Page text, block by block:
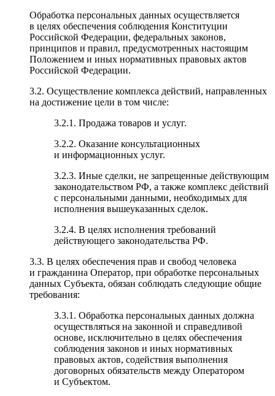
Обработка персональных данных осуществляется
в целях обеспечения соблюдения Конституции
Российской Федерации, федеральных законов,
принципов и правил, предусмотренных настоящим
Положением и иных нормативных правовых актов
Российской Федерации.
3.2. Осуществление комплекса действий, направленных
на достижение цели в том числе:
3.2.1. Продажа товаров и услуг.
3.2.2. Оказание консультационных
и информационных услуг.
3.2.3. Иные сделки, не запрещенные действующим
законодательством РФ, а также комплекс действий
с персональными данными, необходимых для
исполнения вышеуказанных сделок.
3.2.4. В целях исполнения требований
действующего законодательства РФ.
3.3. В целях обеспечения прав и свобод человека
и гражданина Оператор, при обработке персональных
данных Субъекта, обязан соблюдать следующие общие
требования:
3.3.1. Обработка персональных данных должна
осуществляться на законной и справедливой
основе, исключительно в целях обеспечения
соблюдения законов и иных нормативных
правовых актов, содействия выполнения
договорных обязательств между Оператором
и Субъектом.